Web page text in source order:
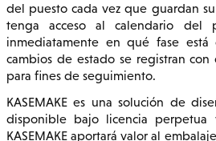
del puesto cada vez que guardan
tenga acceso al calendario del
inmediatamente en qué fase está
cambios de estado se registran con
para fines de seguimiento.
KASEMAKE es una solución de
disponible bajo licencia perpetua
KASEMAKE aportará valor al